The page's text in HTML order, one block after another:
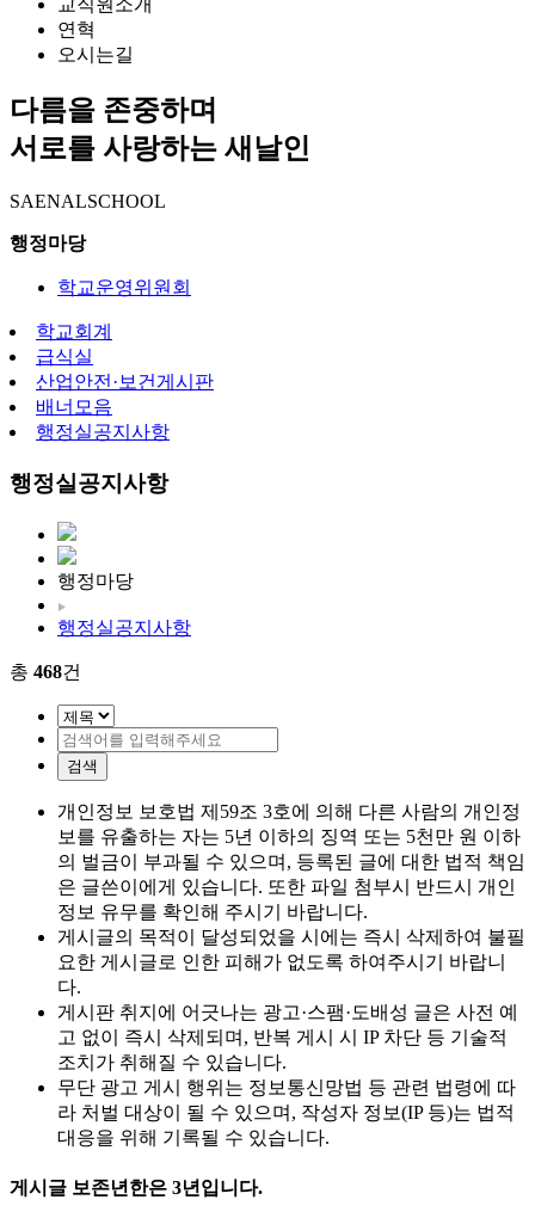
연혁
오시는길
다름을 존중하며
서로를 사랑하는 새날인
SAENALSCHOOL
행정마당
학교운영위원회
학교회계
급식실
산업안전·보건게시판
배너모음
행정실공지사항
행정실공지사항
행정마당
행정실공지사항
총 468건
검색
개인정보 보호법 제59조 3호에 의해 다른 사람의 개인정
보를 유출하는 자는 5년 이하의 징역 또는 5천만 원 이하
의 벌금이 부과될 수 있으며, 등록된 글에 대한 법적 책임
은 글쓴이에게 있습니다. 또한 파일 첨부시 반드시 개인
정보 유무를 확인해 주시기 바랍니다.
게시글의 목적이 달성되었을 시에는 즉시 삭제하여 불필
요한 게시글로 인한 피해가 없도록 하여주시기 바랍니
다.
게시판 취지에 어긋나는 광고·스팸·도배성 글은 사전 예
고 없이 즉시 삭제되며, 반복 게시 시 IP 차단 등 기술적
조치가 취해질 수 있습니다.
무단 광고 게시 행위는 정보통신망법 등 관련 법령에 따
라 처벌 대상이 될 수 있으며, 작성자 정보(IP 등)는 법적
대응을 위해 기록될 수 있습니다.
게시글 보존년한은 3년입니다.